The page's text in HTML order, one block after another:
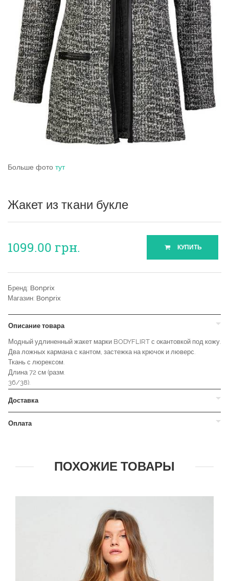
Больше фото тут
Жакет из ткани букле
1099.00 грн. КУПИТЬ
Бренд: Bonprix
Магазин: Bonprix
Описание товара
Модный удлиненный жакет марки BODYFLIRT с окантовкой под кожу.
Два ложных кармана с кантом, застежка на крючок и люверс.
Ткань с люрексом.
Длина 72 см (разм.
36/38).
Доставка
Оплата
ПОХОЖИЕ ТОВАРЫ